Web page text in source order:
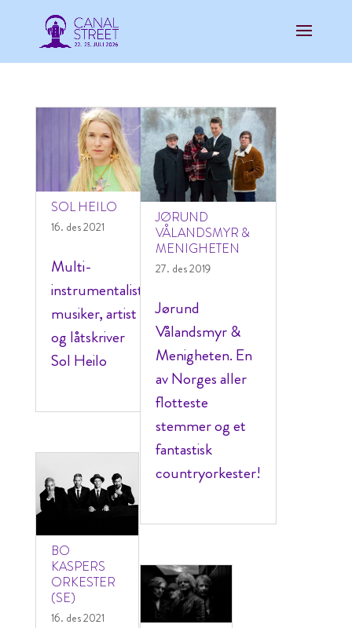
SOL HEILO
16. des 2021
Multi-
instrumentalist,
musiker, artist
og låtskriver
Sol Heilo
BO
KASPERS
ORKESTER
(SE)
16. des 2021
JØRUND
VÅLANDSMYR &
MENIGHETEN
27. des 2019
Jørund
Vålandsmyr &
Menigheten. En
av Norges aller
flotteste
stemmer og et
fantastisk
countryorkester!